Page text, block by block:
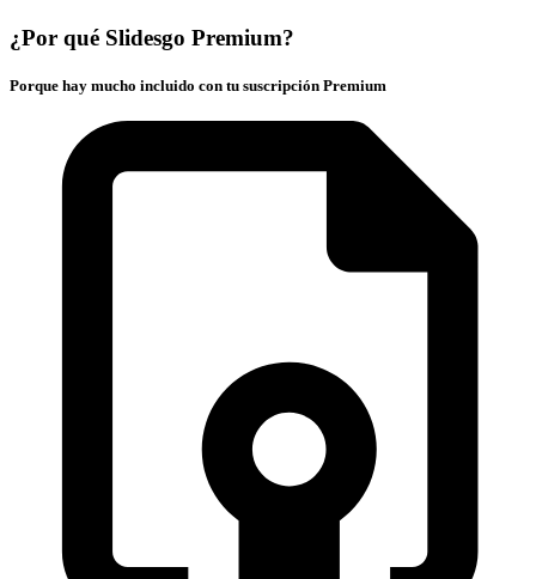
¿Por qué Slidesgo Premium?
Porque hay mucho incluido con tu suscripción Premium